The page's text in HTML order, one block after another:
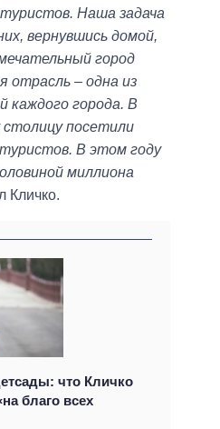
Наша задача
вернувшись домой,
город
отрасль – одна из
каждого города. В
посетили
В этом году
миллиона
Кличко.
что Кличко
благо всех